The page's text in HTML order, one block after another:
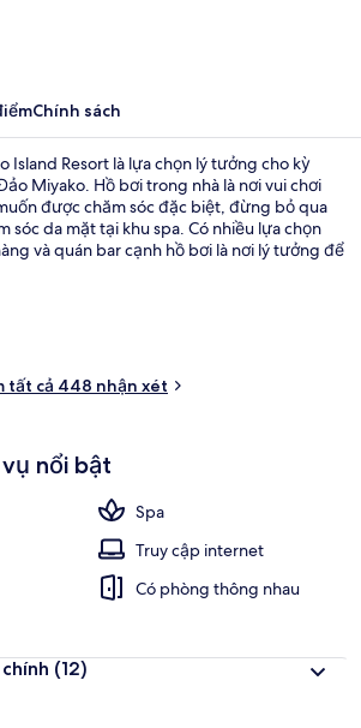
Chính sách
Island Resort là lựa chọn lý tưởng cho kỳ
Miyako. Hồ bơi trong nhà là nơi vui chơi
được chăm sóc đặc biệt, đừng bỏ qua
sóc da mặt tại khu spa. Có nhiều lựa chọn
và quán bar cạnh hồ bơi là nơi lý tưởng để
phục vụ theo mùa và hồ bơi dành cho trẻ
bật khác. Du khách đánh giá cao nhân
tất cả 448 nhận xét
nổi bật
Spa
Truy cập internet
Có phòng thông nhau
(12)